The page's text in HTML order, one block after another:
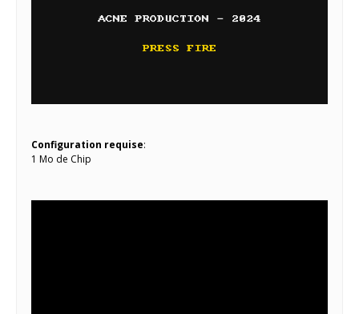
Configuration requise:
1 Mo de Chip